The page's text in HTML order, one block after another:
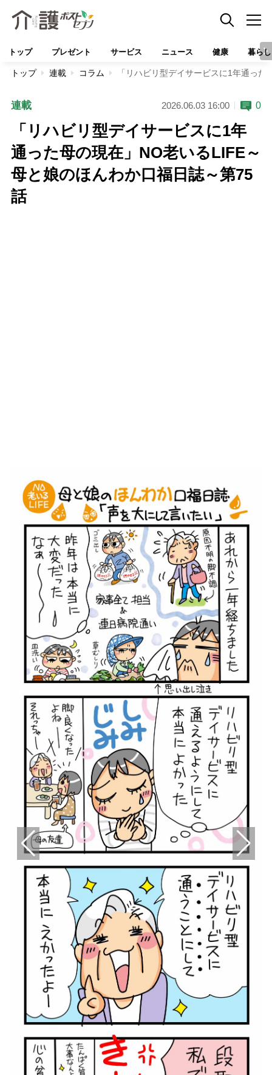
トップ プレゼント サービス ニュース 健康 暮らし
トップ 連載 コラム 「リハビリ型デイサービスに1年通っ
連載 2026.06.03 16:00 0
「リハビリ型デイサービスに1年
通った母の現在」NO老いるLIFE～
母と娘のほんわか口福日誌～第75
話